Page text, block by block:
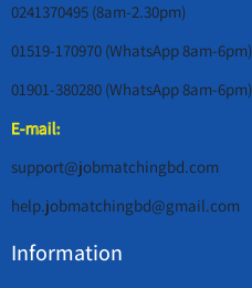
0241370495 (8am-2.30pm)
01519-170970 (WhatsApp 8am-6pm)
01901-380280 (WhatsApp 8am-6pm)
E-mail:
support@jobmatchingbd.com
help.jobmatchingbd@gmail.com
Information